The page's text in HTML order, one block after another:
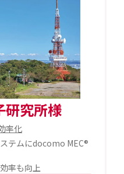
研究所様
率化
テムにdocomo MEC®
率も向上